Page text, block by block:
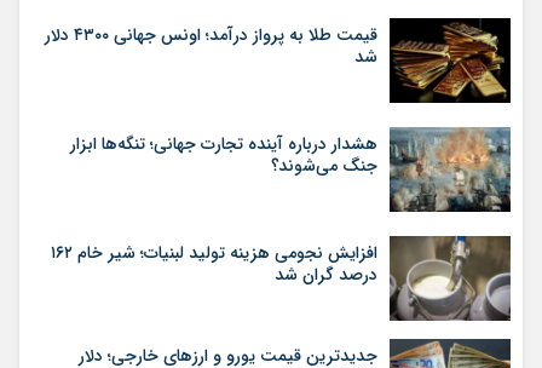
قیمت طلا به پرواز درآمد؛ اونس جهانی ۴۳۰۰ دلار
شد
هشدار درباره آینده تجارت جهانی؛ تنگه‌ها ابزار
جنگ می‌شوند؟
افزایش نجومی هزینه تولید لبنیات؛ شیر خام ۱۶۲
درصد گران شد
جدیدترین قیمت یورو و ارزهای خارجی؛ دلار